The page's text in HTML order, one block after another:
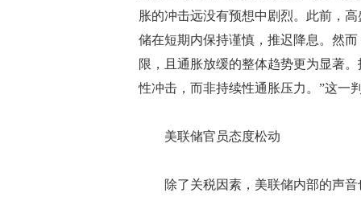
胀的冲击远没有预想中剧烈。此前，
储在短期内保持谨慎，推迟降息。然
限，且通胀放缓的整体趋势更为显著
性冲击，而非持续性通胀压力。”这一
美联储官员态度松动
除了关税因素，美联储内部的声音